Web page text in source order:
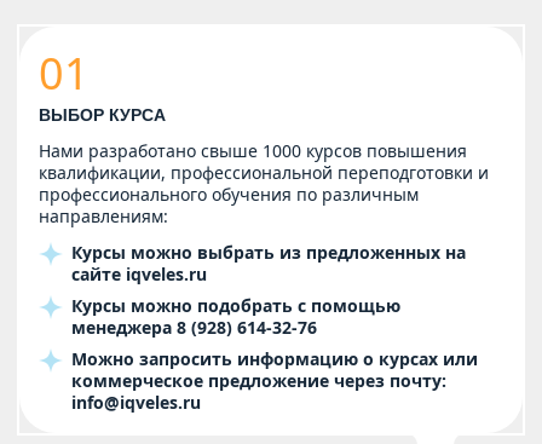
01
ВЫБОР КУРСА
Нами разработано свыше 1000 курсов повышения
квалификации, профессиональной переподготовки и
профессионального обучения по различным
направлениям:
Курсы можно выбрать из предложенных на
сайте iqveles.ru
Курсы можно подобрать с помощью
менеджера 8 (928) 614-32-76
Можно запросить информацию о курсах или
коммерческое предложение через почту:
info@iqveles.ru